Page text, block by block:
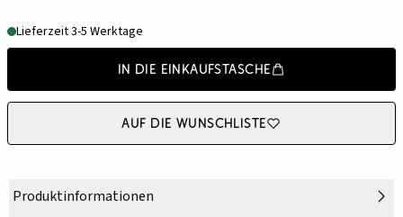
Lieferzeit 3-5 Werktage
In die Einkaufstasche
Auf die Wunschliste
Produktinformationen